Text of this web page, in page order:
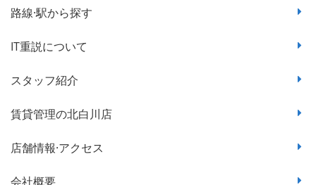
路線·駅から探す
IT重説について
スタッフ紹介
賃貸管理の北白川店
店舗情報·アクセス
会社概要